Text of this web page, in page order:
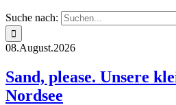
Suche nach:
08.August.2026
Sand, please. Unsere
Nordsee